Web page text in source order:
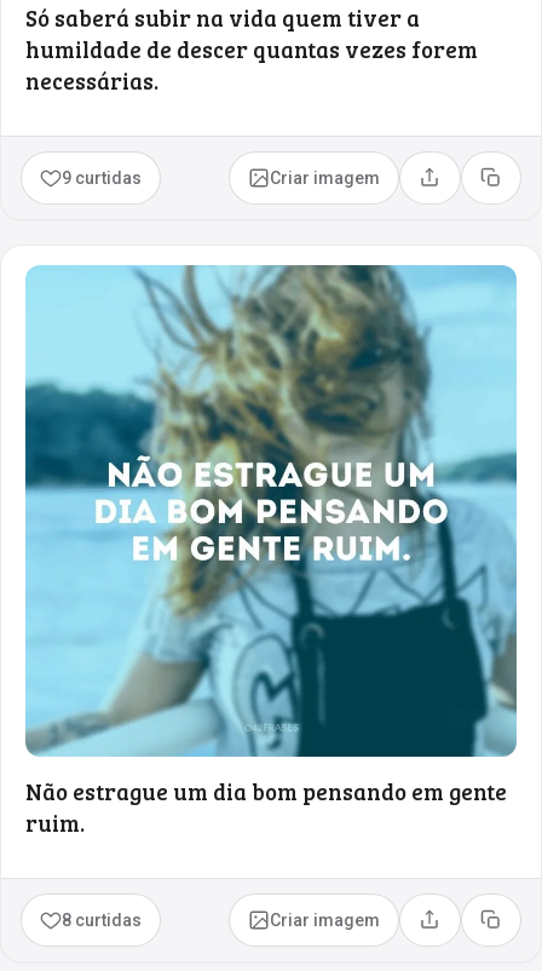
Só saberá subir na vida quem tiver a
humildade de descer quantas vezes forem
necessárias.
9 curtidas Criar imagem Compartilhar
Copiar
Não estrague um dia bom pensando em gente
ruim.
8 curtidas Criar imagem Compartilhar
Copiar